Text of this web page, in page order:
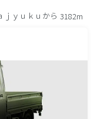
ｊｙｕｋｕから 3182m